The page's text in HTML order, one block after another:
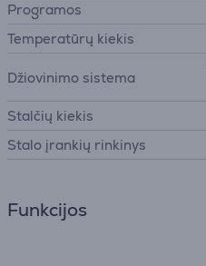
Programos
Temperatūrų kiekis
Džiovinimo sistema
Stalčių kiekis
Stalo įrankių rinkinys
Funkcijos